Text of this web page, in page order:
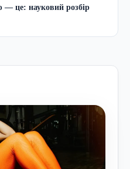
— це: науковий розбір